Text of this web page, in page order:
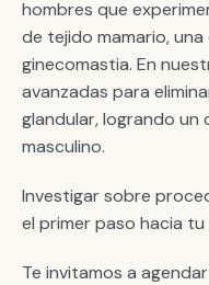
hombres que
de tejido mamario,
ginecomastia. En
avanzadas para
glandular, logrando
masculino.
Investigar sobre
el primer paso hacia
Te invitamos a